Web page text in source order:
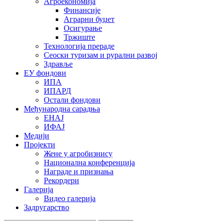
Финансије
Аграрни буџет
Осигурање
Тржиште
Технологија прераде
Сеоски туризам и рурални развој
Здравље
ЕУ фондови
ИПА
ИПАРД
Остали фондови
Међународна сарадња
ЕНАЈ
ИФАЈ
Медији
Пројекти
Жене у агробизнису
Национална конференција
Награде и признања
Рекордери
Галерија
Видео галерија
Задругарство